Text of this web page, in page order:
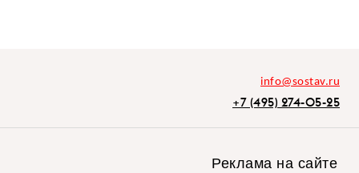
info@sostav.ru
+7 (495) 274-05-25
Реклама на сайте